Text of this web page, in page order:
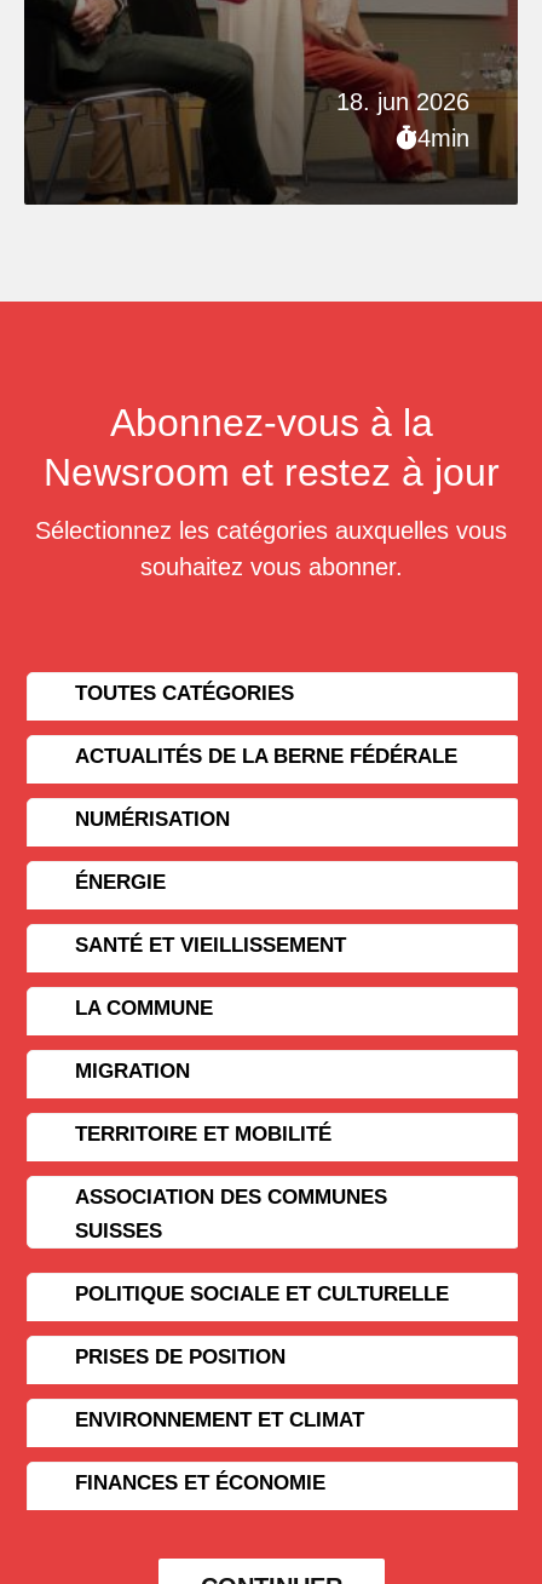
18. jun 2026
4min
Abonnez-vous à la
Newsroom et restez à jour
Sélectionnez les catégories auxquelles vous
souhaitez vous abonner.
TOUTES CATÉGORIES
ACTUALITÉS DE LA BERNE FÉDÉRALE
NUMÉRISATION
ÉNERGIE
SANTÉ ET VIEILLISSEMENT
LA COMMUNE
MIGRATION
TERRITOIRE ET MOBILITÉ
ASSOCIATION DES COMMUNES
SUISSES
POLITIQUE SOCIALE ET CULTURELLE
PRISES DE POSITION
ENVIRONNEMENT ET CLIMAT
FINANCES ET ÉCONOMIE